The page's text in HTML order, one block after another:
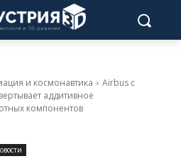
и космонавтика
Airbus с
аддитивное
компонентов